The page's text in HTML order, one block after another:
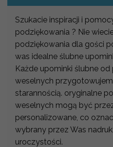
Szukacie inspiracji i
podziękowania ? Nie
podziękowania dla gości
was idealne ślubne
Każde upominki ślubne
weselnych
starannością. oryginalne
weselnych mogą być
personalizowane, co
wybrany przez Was
uroczystości.